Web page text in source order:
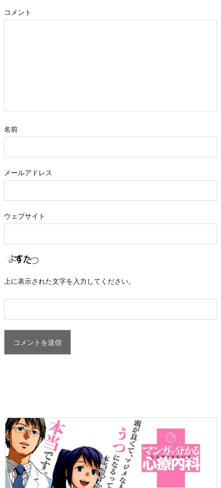
コメント
名前
メールアドレス
ウェブサイト
上に表示された文字を入力してください。